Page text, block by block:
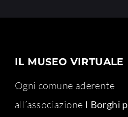
IL MUSEO VIRTUALE
Ogni comune aderente
all’associazione I Borghi